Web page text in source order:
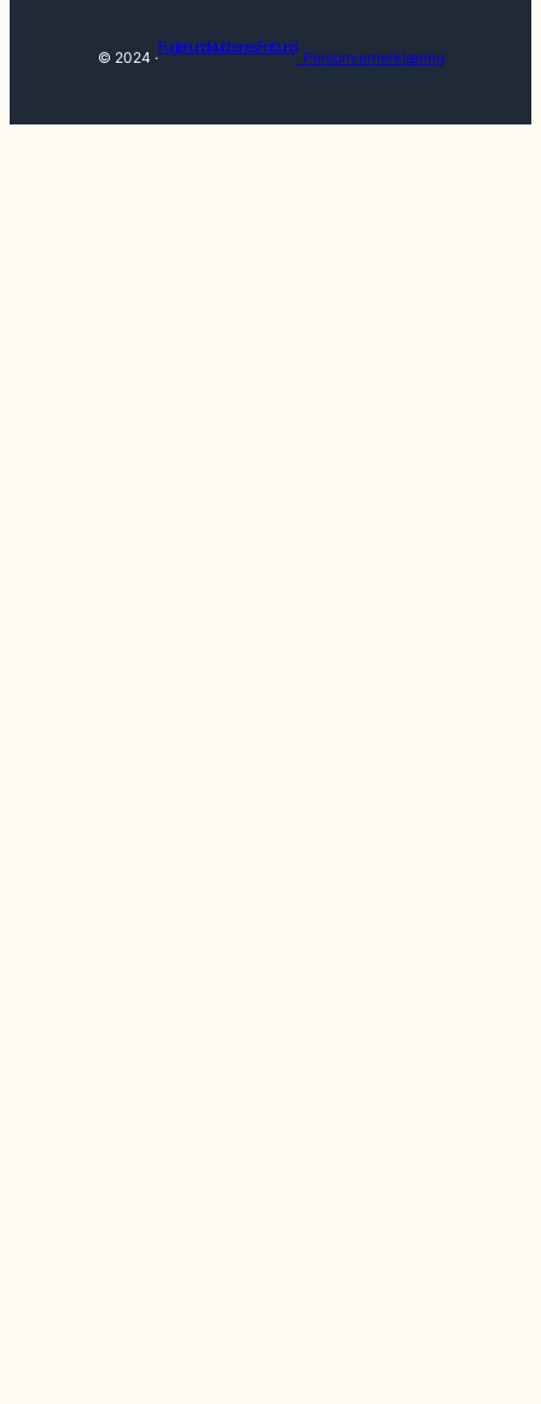
© 2024 ·
Fuglehundklubbenes Forbund
· Personvernerklæring